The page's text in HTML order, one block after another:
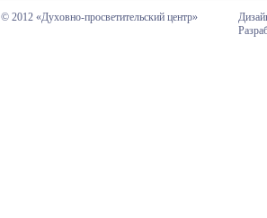
© 2012 «Духовно-просветительский центр»